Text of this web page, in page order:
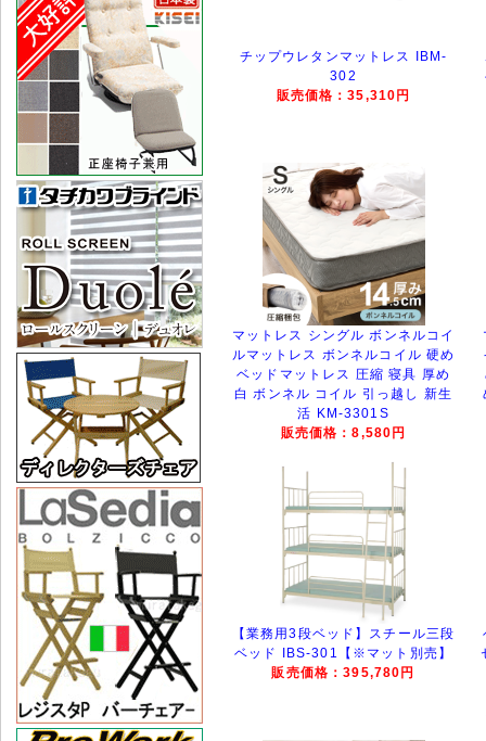
チップウレタンマットレス IBM-
302
販売価格：35,310円
マットレス シングル ボンネルコイ
ルマットレス ボンネルコイル 硬め
ベッドマットレス 圧縮 寝具 厚め
白 ボンネル コイル 引っ越し 新生
活 KM-3301S
販売価格：8,580円
【業務用3段ベッド】スチール三段
ベッド IBS-301【※マット別売】
販売価格：395,780円